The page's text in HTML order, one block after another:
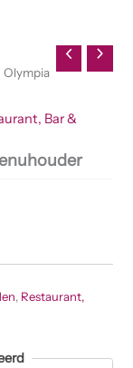
Olympia
Bar &
, Restaurant,